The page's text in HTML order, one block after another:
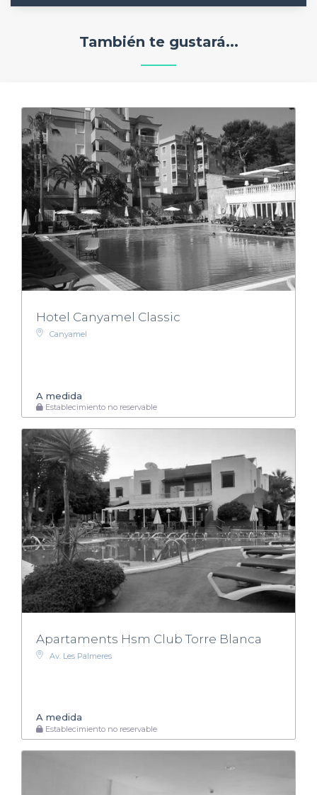
También te gustará...
Hotel Canyamel Classic
Canyamel
A medida
Establecimiento no reservable
Apartaments Hsm Club Torre Blanca
Av. Les Palmeres
A medida
Establecimiento no reservable